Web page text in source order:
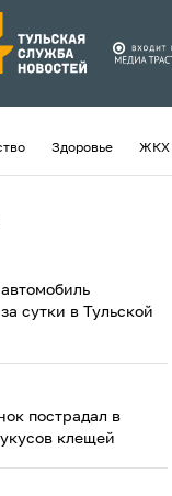
Здоровье ЖКХ
сутки в Тульской
пострадал в
клещей